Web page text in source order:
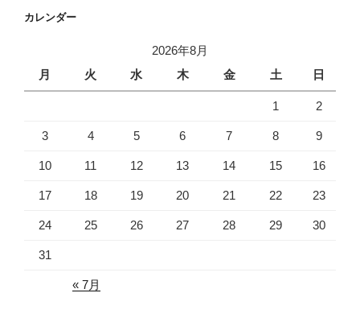
カレンダー
2026年8月
月
火 水 木 金 土 日
1 2
3 4 5 6 7 8 9
10 11 12 13 14 15 16
17 18 19 20 21 22 23
24 25 26 27 28 29 30
31
« 7月